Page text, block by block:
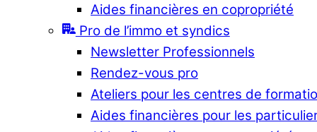
Aides financières en copropriété
Pro de l’immo et syndics
Newsletter Professionnels
Rendez-vous pro
Ateliers pour les centres de
Aides financières pour les